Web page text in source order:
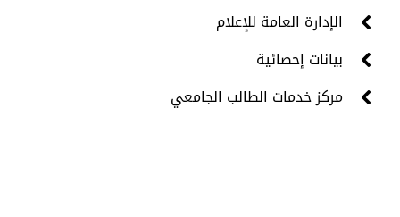
الإدارة العامة للإعلام
بيانات إحصائية
مركز خدمات الطالب الجامعي